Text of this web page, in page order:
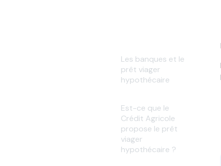
Les banques et le
prêt viager
hypothécaire
Est-ce que le
Crédit Agricole
propose le prêt
viager
hypothécaire ?